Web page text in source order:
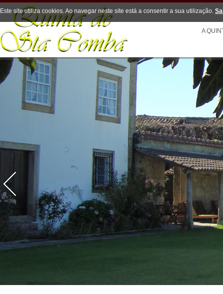
A
Este site utiliza cookies. Ao navegar neste site está a consentir a sua utilização.